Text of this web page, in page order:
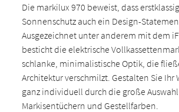
Die markilux 970 beweist, dass
Sonnenschutz auch ein Design-
Ausgezeichnet unter anderem mit dem iF
besticht die elektrische
schlanke, minimalistische Optik, die
Architektur verschmilzt. Gestalten Sie Ihr
ganz individuell durch die große
Markisentüchern und Gestellfarben.